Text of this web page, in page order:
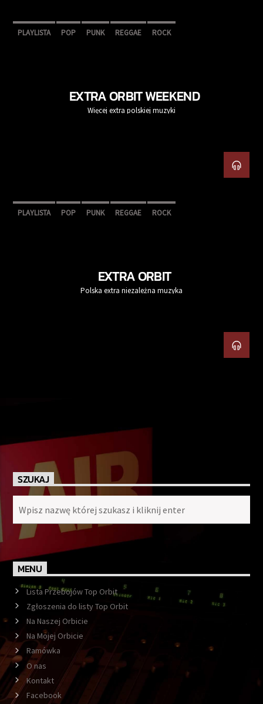
PLAYLISTA POP PUNK REGGAE ROCK
EXTRA ORBIT WEEKEND
Więcej extra polskiej muzyki
PLAYLISTA POP PUNK REGGAE ROCK
EXTRA ORBIT
Polska extra niezależna muzyka
SZUKAJ
MENU
Lista Przebojów Top Orbit
Zgłoszenia do listy Top Orbit
Na Naszej Orbicie
Na Mojej Orbicie
Ramówka
O nas
Kontakt
Facebook